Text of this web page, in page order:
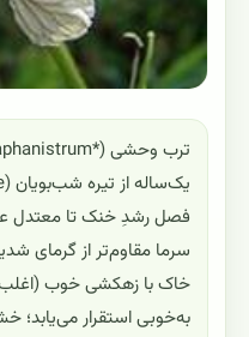
فصل رشدِ خنک تا معتدل
سرما مقاوم‌تر از گرمای
خاک با زهکشی خوب
به‌خوبی استقرار می‌یابد؛